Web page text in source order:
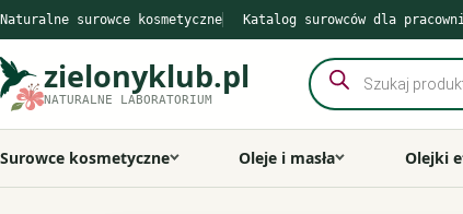
Przejdź
do
treści
Naturalne surowce kosmetyczne Katalog surowców dla
zielonyklub.pl
NATURALNE LABORATORIUM
Wyszukiwarka
produktów
Surowce kosmetyczne Oleje i masła Olejki